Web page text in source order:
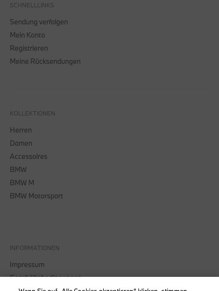
SCHNELLLINKS
Sendung verfolgen
Mein Konto
Registrieren
Meine Rücksendungen
KOLLEKTIONEN
Herren
Damen
Accessoires
BMW
BMW M
BMW Motorsport
INFORMATIONEN
Impressum
Geschäftsbedingungen